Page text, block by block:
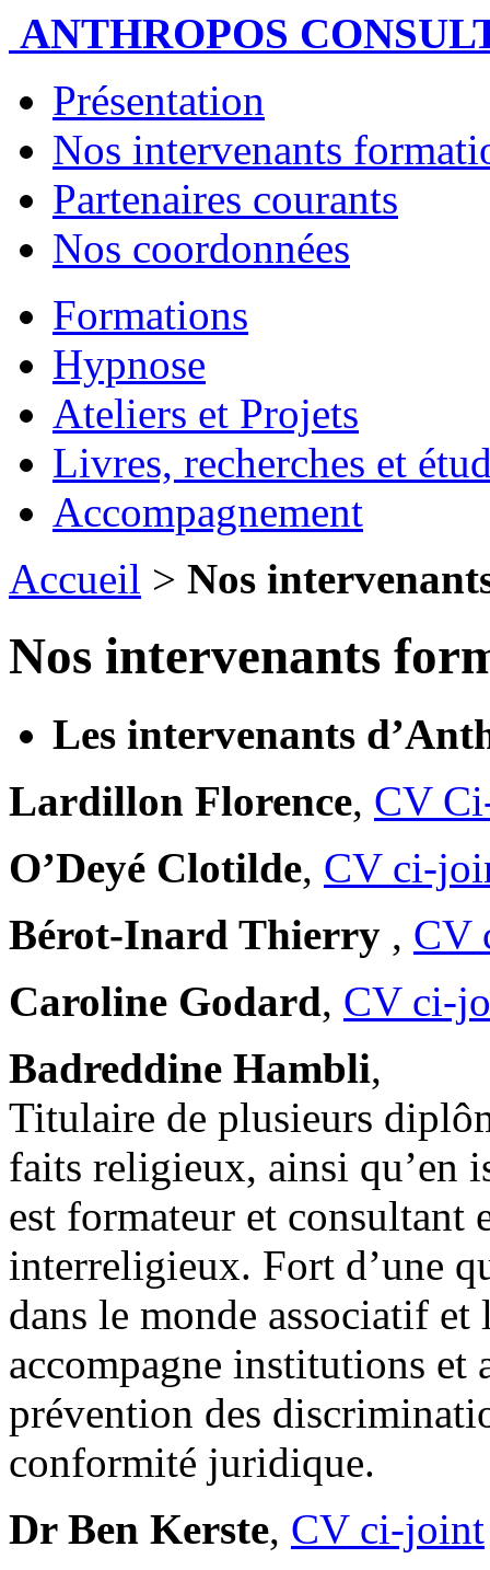
ANTHROPOS
Présentation
Nos intervenants
Partenaires courants
Nos coordonnées
Formations
Hypnose
Ateliers et Projets
Livres, recherches et
Accompagnement
Accueil > Nos
Nos intervenants
Les intervenants
Lardillon Florence, CV
O’Deyé Clotilde, CV ci-
Bérot-Inard Thierry , CV
Caroline Godard, CV ci-
Badreddine Hambli,
Titulaire de plusieurs
faits religieux, ainsi qu’en
est formateur et
interreligieux. Fort d’une
dans le monde associatif
accompagne institutions et
prévention des
conformité juridique.
Dr Ben Kerste, CV ci-joint